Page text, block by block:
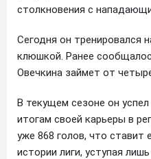
столкновения с
Сегодня он тренировался
клюшкой. Ранее
Овечкина займет от
В текущем сезоне он
итогам своей карьеры в
уже 868 голов, что ставит
истории лиги, уступая